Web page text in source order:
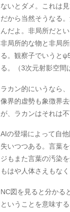
ないとダメ。これは
だから当然そうなる
んだよ。非局所だとい
非局所的な物と非局
る。観察子でいうと
る。（3次元射影空間
ラカン的にいうなら
像界的虚勢も象徴界
が、ラカンはそれは
AIの登場によって自
失いつつある。言葉
ジもまた言葉の汚染
もはや人体さえもな
NC図を見ると分かる
ということを意味す